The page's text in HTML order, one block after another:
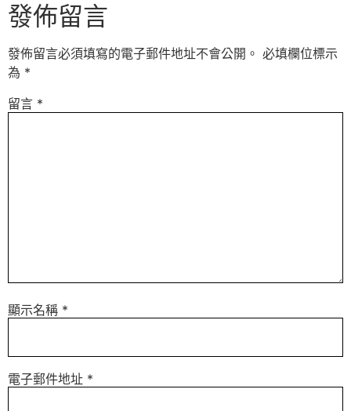
發佈留言
發佈留言必須填寫的電子郵件地址不會公開。 必填欄位標示
為 *
留言 *
顯示名稱 *
電子郵件地址 *